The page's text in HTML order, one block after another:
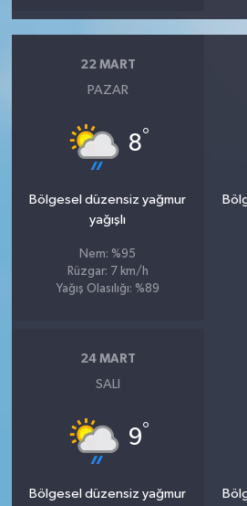
22 MART
PAZAR
8°
Bölgesel düzensiz yağmur
yağışlı
Nem: %95
Rüzgar: 7 km/h
Yağış Olasılığı: %89
24 MART
SALI
9°
Bölgesel düzensiz yağmur